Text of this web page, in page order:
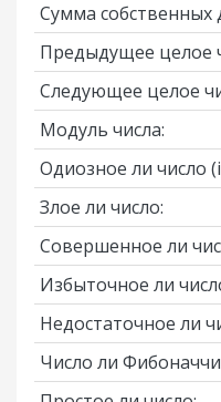
Сумма собственных
Предыдущее целое
Следующее целое
Модуль числа:
Одиозное ли число
Злое ли число:
Совершенное ли
Избыточное ли
Недостаточное ли
Число ли